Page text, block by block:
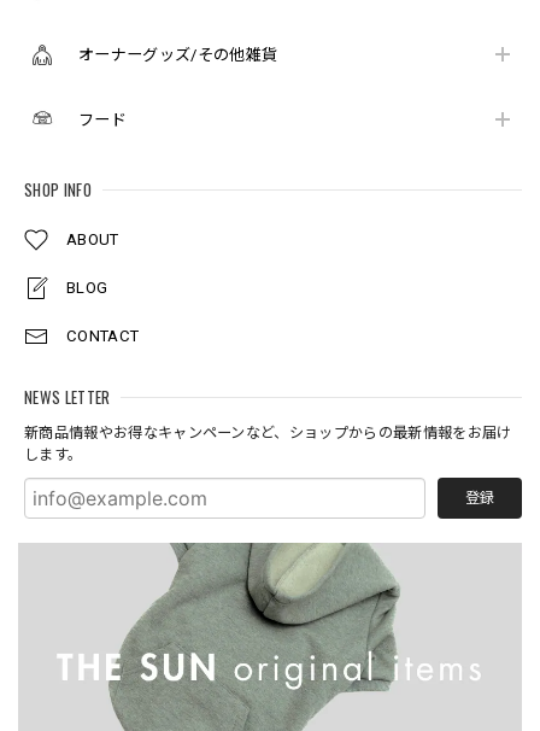
オーナーグッズ/その他雑貨
フード
SHOP INFO
ABOUT
BLOG
CONTACT
NEWS LETTER
新商品情報やお得なキャンペーンなど、ショップからの最新情報をお届け
します。
登録